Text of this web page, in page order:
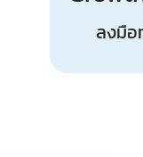
ลงมือ